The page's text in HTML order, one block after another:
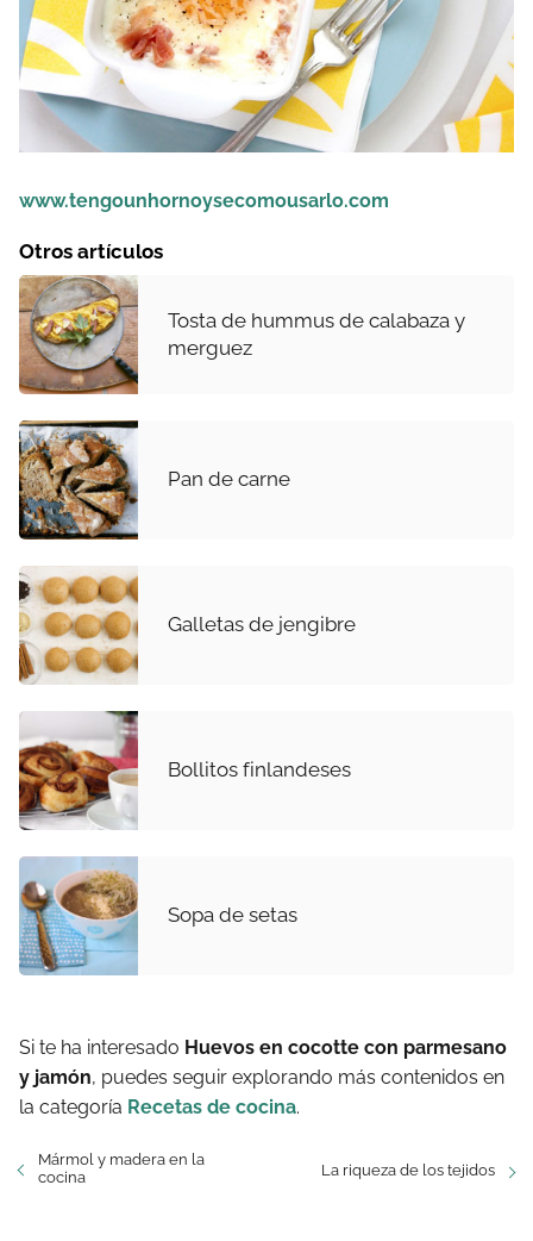
www.tengounhornoysecomousarlo.com
Otros artículos
Tosta de hummus de calabaza y
merguez
Pan de carne
Galletas de jengibre
Bollitos finlandeses
Sopa de setas
Si te ha interesado Huevos en cocotte con parmesano
y jamón, puedes seguir explorando más contenidos en
la categoría Recetas de cocina.
Mármol y madera en la
cocina
La riqueza de los tejidos